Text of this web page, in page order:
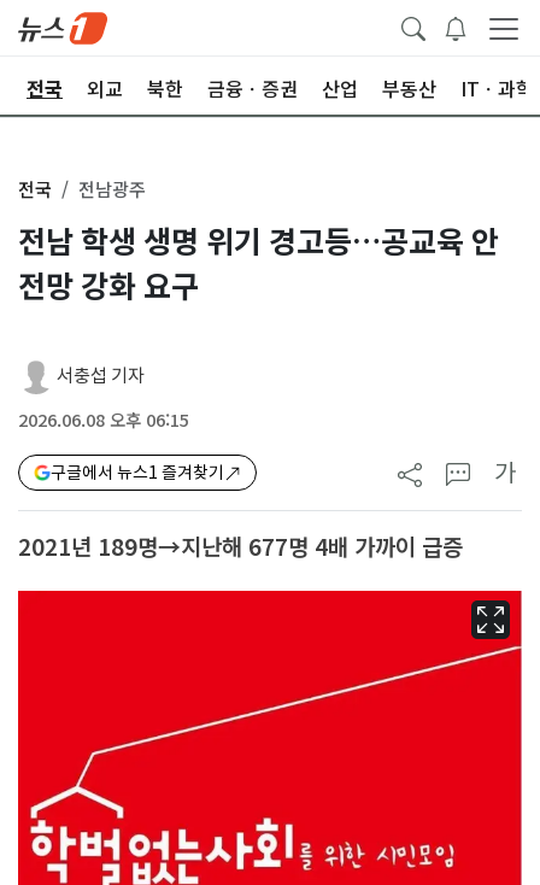
전국 외교 북한 금융ㆍ증권 산업 부동산 ITㆍ과학
전국 전남광주
전남 학생 생명 위기 경고등…공교육 안
전망 강화 요구
서충섭 기자
2026.06.08 오후 06:15
구글에서 뉴스1 즐겨찾기 가
2021년 189명→지난해 677명 4배 가까이 급증